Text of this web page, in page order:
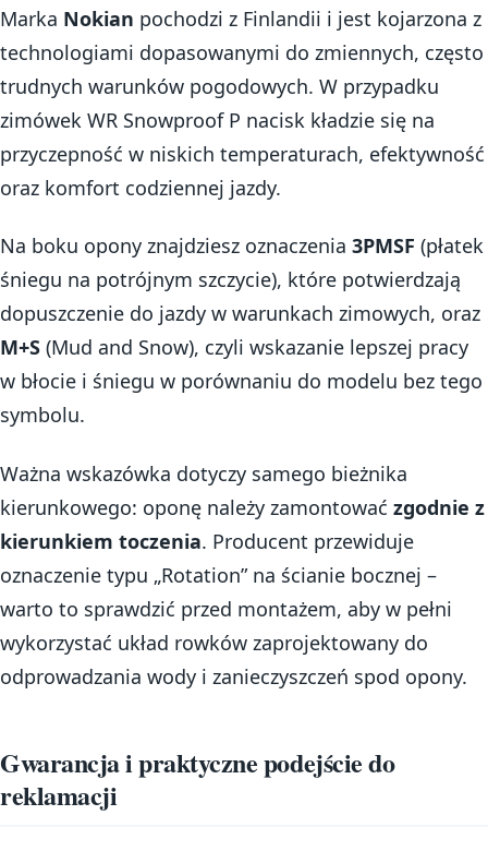
Marka Nokian pochodzi z Finlandii i jest kojarzona z
technologiami dopasowanymi do zmiennych, często
trudnych warunków pogodowych. W przypadku
zimówek WR Snowproof P nacisk kładzie się na
przyczepność w niskich temperaturach, efektywność
oraz komfort codziennej jazdy.
Na boku opony znajdziesz oznaczenia 3PMSF (płatek
śniegu na potrójnym szczycie), które potwierdzają
dopuszczenie do jazdy w warunkach zimowych, oraz
M+S (Mud and Snow), czyli wskazanie lepszej pracy
w błocie i śniegu w porównaniu do modelu bez tego
symbolu.
Ważna wskazówka dotyczy samego bieżnika
kierunkowego: oponę należy zamontować zgodnie z
kierunkiem toczenia. Producent przewiduje
oznaczenie typu „Rotation” na ścianie bocznej –
warto to sprawdzić przed montażem, aby w pełni
wykorzystać układ rowków zaprojektowany do
odprowadzania wody i zanieczyszczeń spod opony.
Gwarancja i praktyczne podejście do
reklamacji